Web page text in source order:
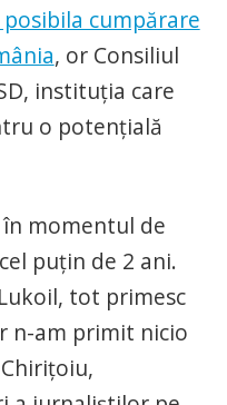
cumpărare
, or Consiliul
instituția care
o potențială
momentul de
puțin de 2 ani.
tot primesc
n-am primit nicio